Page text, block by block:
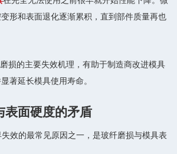
形和表面退化逐渐累积，直到部件质量再也
损的主要失效机理，有助于制造商改进模具
著延长模具使用寿命。
表面硬度的矛盾
失效的最常见原因之一，是玻纤磨损与模具表